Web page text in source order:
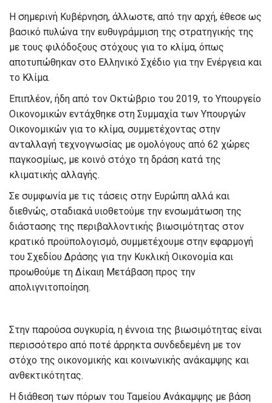
Η σημερινή Κυβέρνηση, άλλωστε, από την αρχή, έθεσε ως
βασικό πυλώνα την ευθυγράμμιση της στρατηγικής της
με τους φιλόδοξους στόχους για το κλίμα, όπως
αποτυπώθηκαν στο Ελληνικό Σχέδιο για την Ενέργεια και
το Κλίμα.
Επιπλέον, ήδη από τον Οκτώβριο του 2019, το Υπουργείο
Οικονομικών εντάχθηκε στη Συμμαχία των Υπουργών
Οικονομικών για το κλίμα, συμμετέχοντας στην
ανταλλαγή τεχνογνωσίας με ομολόγους από 62 χώρες
παγκοσμίως, με κοινό στόχο τη δράση κατά της
κλιματικής αλλαγής.
Σε συμφωνία με τις τάσεις στην Ευρώπη αλλά και
διεθνώς, σταδιακά υιοθετούμε την ενσωμάτωση της
διάστασης της περιβαλλοντικής βιωσιμότητας στον
κρατικό προϋπολογισμό, συμμετέχουμε στην εφαρμογή
του Σχεδίου Δράσης για την Κυκλική Οικονομία και
προωθούμε τη Δίκαιη Μετάβαση προς την
απολιγνιτοποίηση.
Στην παρούσα συγκυρία, η έννοια της βιωσιμότητας είναι
περισσότερο από ποτέ άρρηκτα συνδεδεμένη με τον
στόχο της οικονομικής και κοινωνικής ανάκαμψης και
ανθεκτικότητας.
Η διάθεση των πόρων του Ταμείου Ανάκαμψης με βάση